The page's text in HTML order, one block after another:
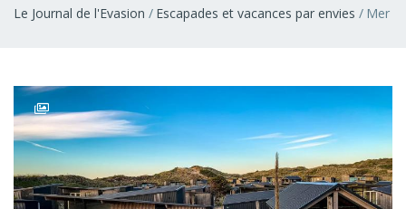
Fil
Le Journal de l'Evasion Escapades et vacances par envies Mer